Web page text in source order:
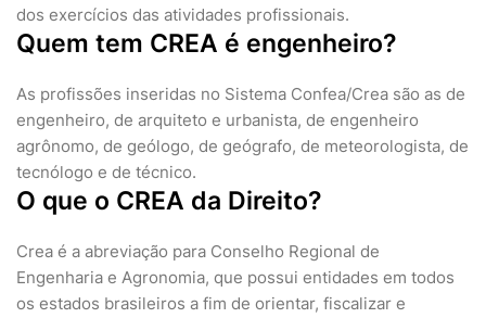
dos exercícios das atividades profissionais.
Quem tem CREA é engenheiro?
As profissões inseridas no Sistema Confea/Crea são as de
engenheiro, de arquiteto e urbanista, de engenheiro
agrônomo, de geólogo, de geógrafo, de meteorologista, de
tecnólogo e de técnico.
O que o CREA da Direito?
Crea é a abreviação para Conselho Regional de
Engenharia e Agronomia, que possui entidades em todos
os estados brasileiros a fim de orientar, fiscalizar e